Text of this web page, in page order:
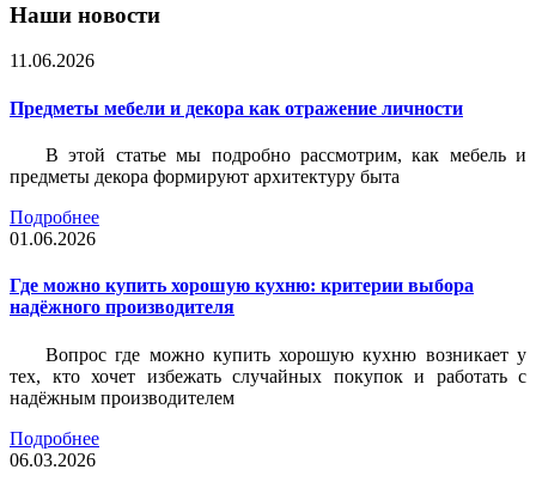
Наши новости
11.06.2026
Предметы мебели и декора как отражение личности
В этой статье мы подробно рассмотрим, как мебель и
предметы декора формируют архитектуру быта
Подробнее
01.06.2026
Где можно купить хорошую кухню: критерии выбора
надёжного производителя
Вопрос где можно купить хорошую кухню возникает у
тех, кто хочет избежать случайных покупок и работать с
надёжным производителем
Подробнее
06.03.2026